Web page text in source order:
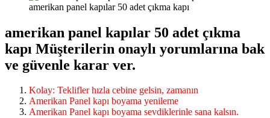
amerikan panel kapılar 50 adet çıkma kapı
amerikan panel kapılar 50 adet çıkma
kapı Müşterilerin onaylı yorumlarına bak
ve güvenle karar ver.
Kolay: Teklifler hızla cebine gelsin, zamanın
Amerikan Panel kapı boyama yenileme
Amerikan Panel kapı boyama sevdiklerinle sana kalsın.